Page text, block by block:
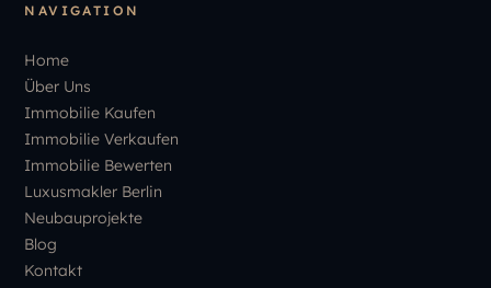
NAVIGATION
Home
Über Uns
Immobilie Kaufen
Immobilie Verkaufen
Immobilie Bewerten
Luxusmakler Berlin
Neubauprojekte
Blog
Kontakt